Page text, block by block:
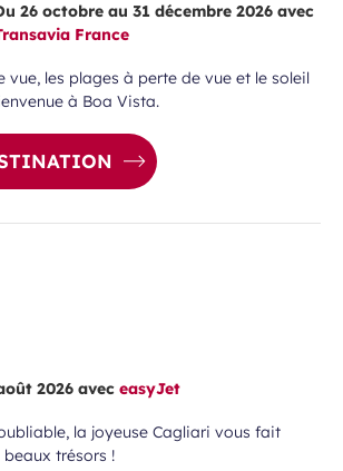
26 octobre au 31 décembre 2026 avec
France
vue, les plages à perte de vue et le soleil
à Boa Vista.
2026 avec easyJet
la joyeuse Cagliari vous fait
trésors !